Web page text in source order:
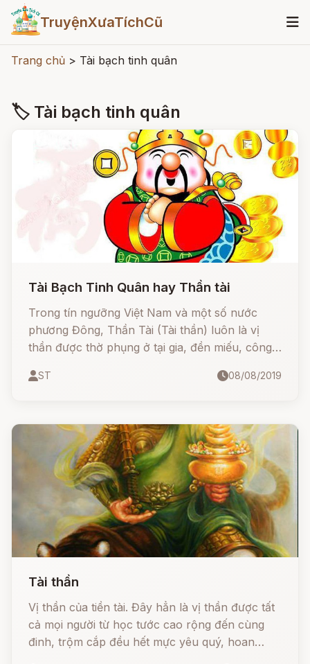
TruyệnXưaTíchCũ
Trang chủ > Tài bạch tinh quân
🏷 Tài bạch tinh quân
Tài Bạch Tinh Quân hay Thần tài
Trong tín ngưỡng Việt Nam và một số nước
phương Đông, Thần Tài (Tài thần) luôn là vị
thần được thờ phụng ở tại gia, đền miếu, công
đường. Đây là vị thần theo quan niệm dân gian
roi, cưỡi cọp đen.
ST 08/08/2019
Tài thần
Vị thần của tiền tài. Đây hẳn là vị thần được tất
cả mọi người từ học tước cao rộng đến cùng
đinh, trộm cắp đều hết mực yêu quý, hoan